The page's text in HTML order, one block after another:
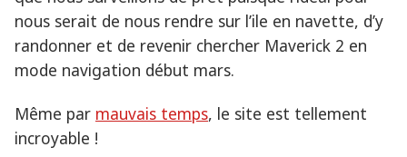
nous serait de nous rendre sur l’ile en navette, d’y
randonner et de revenir chercher Maverick 2 en
mode navigation début mars.
Même par mauvais temps, le site est tellement
incroyable !